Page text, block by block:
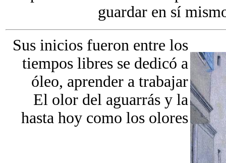
guardar en sí
Sus inicios fueron entre los
tiempos libres se dedicó a
óleo, aprender a trabajar
El olor del aguarrás y la
hasta hoy como los olores